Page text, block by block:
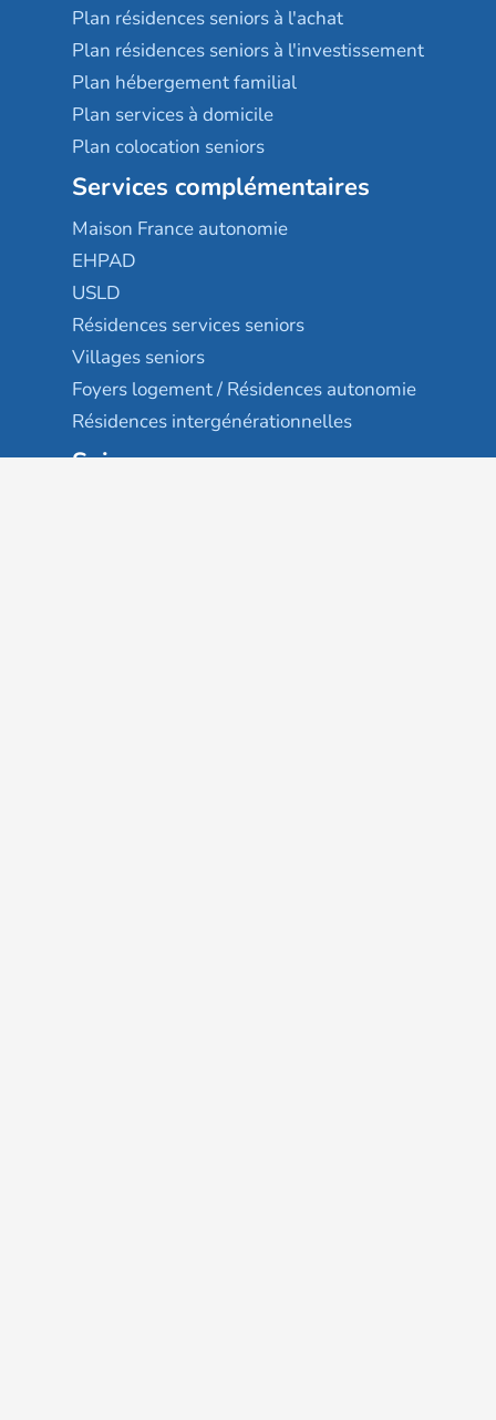
Plan résidences seniors à l'achat
Plan résidences seniors à l'investissement
Plan hébergement familial
Plan services à domicile
Plan colocation seniors
Services complémentaires
Maison France autonomie
EHPAD
USLD
Résidences services seniors
Villages seniors
Foyers logement / Résidences autonomie
Résidences intergénérationnelles
Suivez-nous